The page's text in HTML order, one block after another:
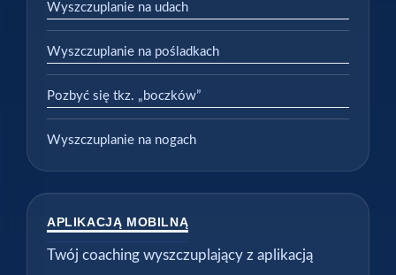
Wyszczuplanie na udach
Wyszczuplanie na pośladkach
Pozbyć się tkz. „boczków”
Wyszczuplanie na nogach
APLIKACJĄ MOBILNĄ
Twój coaching wyszczuplający z aplikacją